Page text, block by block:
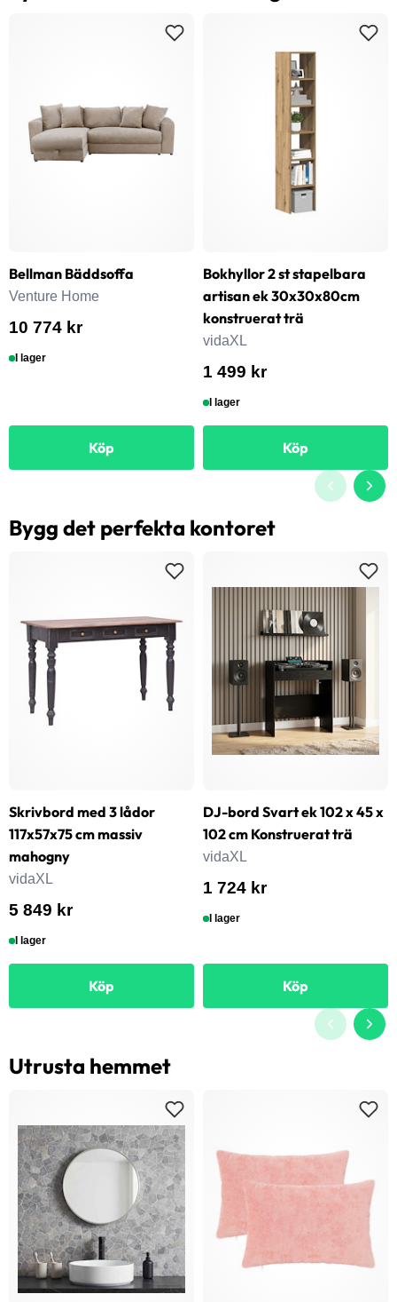
Bellman Bäddsoffa
Venture Home
10 774 kr
I lager
Köp
Bokhyllor 2 st stapelbara
artisan ek 30x30x80cm
konstruerat trä
vidaXL
1 499 kr
I lager
Köp
Bygg det perfekta kontoret
Skrivbord med 3 lådor
117x57x75 cm massiv
mahogny
vidaXL
5 849 kr
I lager
Köp
DJ-bord Svart ek 102 x 45 x
102 cm Konstruerat trä
vidaXL
1 724 kr
I lager
Köp
Utrusta hemmet